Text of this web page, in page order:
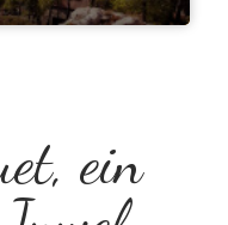
ein